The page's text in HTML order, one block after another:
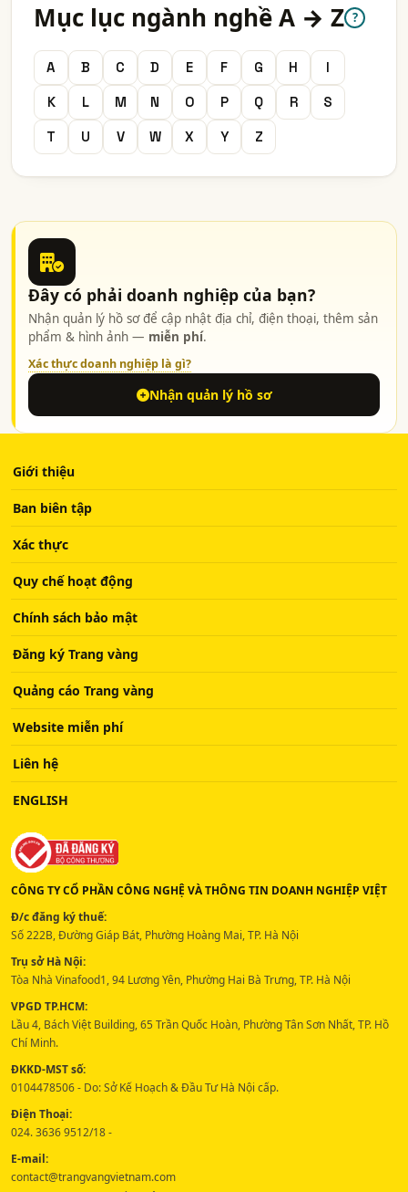
Mục lục ngành nghề A → Z ?
A B C D E F G H
I
K
L M N O P Q R
S
T
U V W X Y Z
Đây có phải doanh nghiệp của bạn?
Nhận quản lý hồ sơ để cập nhật địa chỉ, điện thoại, thêm sản
phẩm & hình ảnh — miễn phí.
Xác thực doanh nghiệp là gì?
Nhận quản lý hồ sơ
Giới thiệu
Ban biên tập
Xác thực
Quy chế hoạt động
Chính sách bảo mật
Đăng ký Trang vàng
Quảng cáo Trang vàng
Website miễn phí
Liên hệ
ENGLISH
CÔNG TY CỔ PHẦN CÔNG NGHỆ VÀ THÔNG TIN DOANH NGHIỆP VIỆT
Đ/c đăng ký thuế:
Số 222B, Đường Giáp Bát, Phường Hoàng Mai, TP. Hà Nội
Trụ sở Hà Nội:
Tòa Nhà Vinafood1, 94 Lương Yên, Phường Hai Bà Trưng, TP. Hà Nội
VPGD TP.HCM:
Lầu 4, Bách Việt Building, 65 Trần Quốc Hoàn, Phường Tân Sơn Nhất, TP. Hồ
Chí Minh.
ĐKKD-MST số:
0104478506 - Do: Sở Kế Hoạch & Đầu Tư Hà Nội cấp.
Điện Thoại:
024. 3636 9512/18 -
E-mail:
contact@trangvangvietnam.com